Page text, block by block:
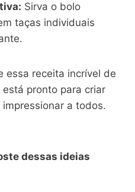
Sirva o bolo
taças individuais
essa receita incrível de
pronto para criar
a todos.
dessas ideias